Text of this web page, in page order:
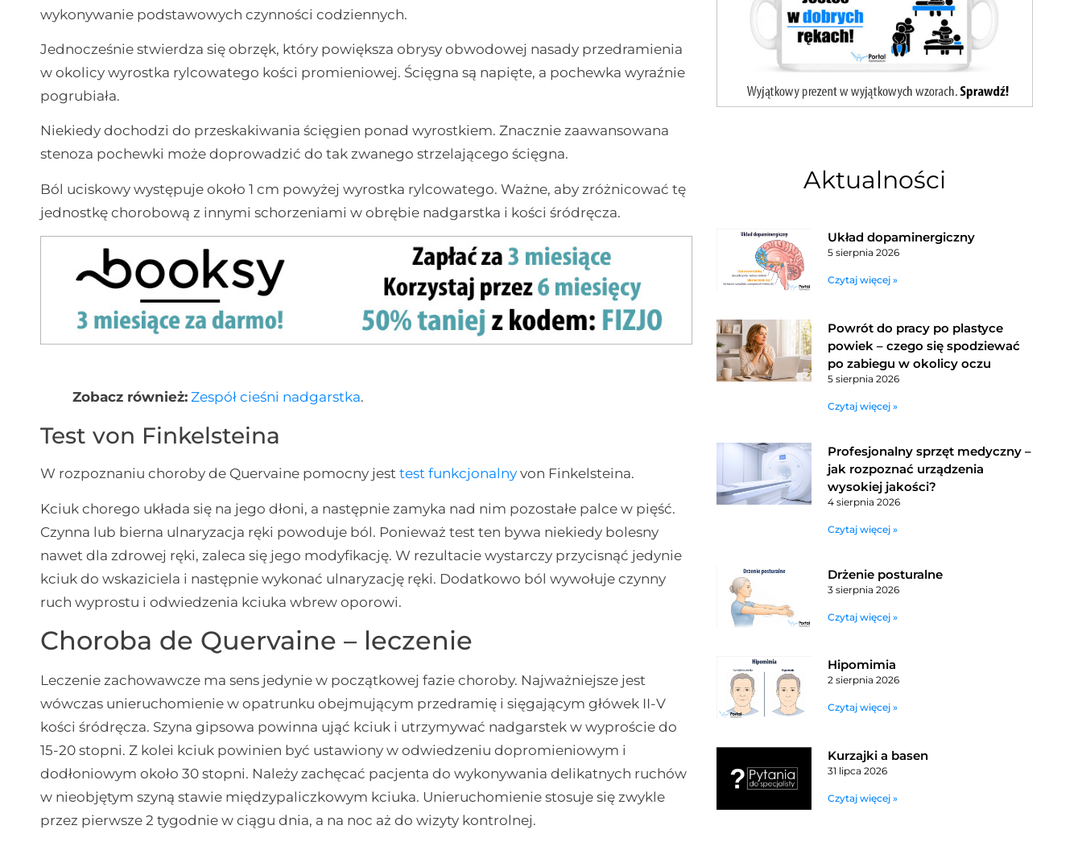
wykonywanie podstawowych czynności codziennych.
Jednocześnie stwierdza się obrzęk, który powiększa obrysy obwodowej nasady przedramienia
w okolicy wyrostka rylcowatego kości promieniowej. Ścięgna są napięte, a pochewka wyraźnie
pogrubiała.
Niekiedy dochodzi do przeskakiwania ścięgien ponad wyrostkiem. Znacznie zaawansowana
stenoza pochewki może doprowadzić do tak zwanego strzelającego ścięgna.
Ból uciskowy występuje około 1 cm powyżej wyrostka rylcowatego. Ważne, aby zróżnicować tę
jednostkę chorobową z innymi schorzeniami w obrębie nadgarstka i kości śródręcza.
Zobacz również: Zespół cieśni nadgarstka.
Test von Finkelsteina
W rozpoznaniu choroby de Quervaine pomocny jesttest funkcjonalny von Finkelsteina.
Kciuk chorego układa się na jego dłoni, a następnie zamyka nad nim pozostałe palce w pięść.
Czynna lub bierna ulnaryzacja ręki powoduje ból. Ponieważ test ten bywa niekiedy bolesny
nawet dla zdrowej ręki, zaleca się jego modyfikację. W rezultacie wystarczy przycisnąć jedynie
kciuk do wskaziciela i następnie wykonać ulnaryzację ręki. Dodatkowo ból wywołuje czynny
ruch wyprostu i odwiedzenia kciuka wbrew oporowi.
Choroba de Quervaine – leczenie
Leczenie zachowawcze ma sens jedynie w początkowej fazie choroby. Najważniejsze jest
wówczas unieruchomienie w opatrunku obejmującym przedramię i sięgającym główek II-V
kości śródręcza. Szyna gipsowa powinna ująć kciuk i utrzymywać nadgarstek w wyproście do
15-20 stopni. Z kolei kciuk powinien być ustawiony w odwiedzeniu dopromieniowym i
dodłoniowym około 30 stopni. Należy zachęcać pacjenta do wykonywania delikatnych ruchów
w nieobjętym szyną stawie międzypaliczkowym kciuka. Unieruchomienie stosuje się zwykle
przez pierwsze 2 tygodnie w ciągu dnia, a na noc aż do wizyty kontrolnej.
Aktualności
Układ dopaminergiczny
5 sierpnia 2026
Czytaj więcej »
Powrót do pracy po plastyce
powiek – czego się spodziewać
po zabiegu w okolicy oczu
5 sierpnia 2026
Czytaj więcej »
Profesjonalny sprzęt medyczny –
jak rozpoznać urządzenia
wysokiej jakości?
4 sierpnia 2026
Czytaj więcej »
Drżenie posturalne
3 sierpnia 2026
Czytaj więcej »
Hipomimia
2 sierpnia 2026
Czytaj więcej »
Kurzajki a basen
31 lipca 2026
Czytaj więcej »